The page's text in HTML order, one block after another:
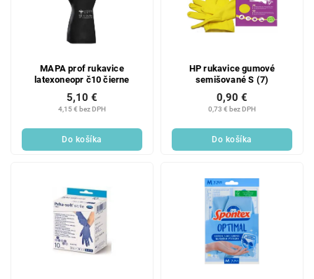
MAPA prof rukavice
latexoneopr č10 čierne
4,15 € bez DPH
5,10 €
Do košíka
HP rukavice gumové
semišované S (7)
0,73 € bez DPH
0,90 €
Do košíka